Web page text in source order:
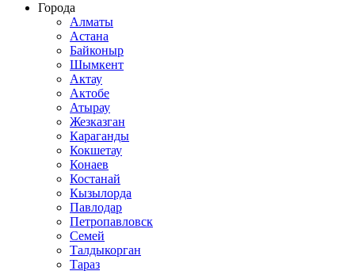
Города
Алматы
Астана
Байконыр
Шымкент
Актау
Актобе
Атырау
Жезказган
Караганды
Кокшетау
Конаев
Костанай
Кызылорда
Павлодар
Петропавловск
Семей
Талдыкорган
Тараз